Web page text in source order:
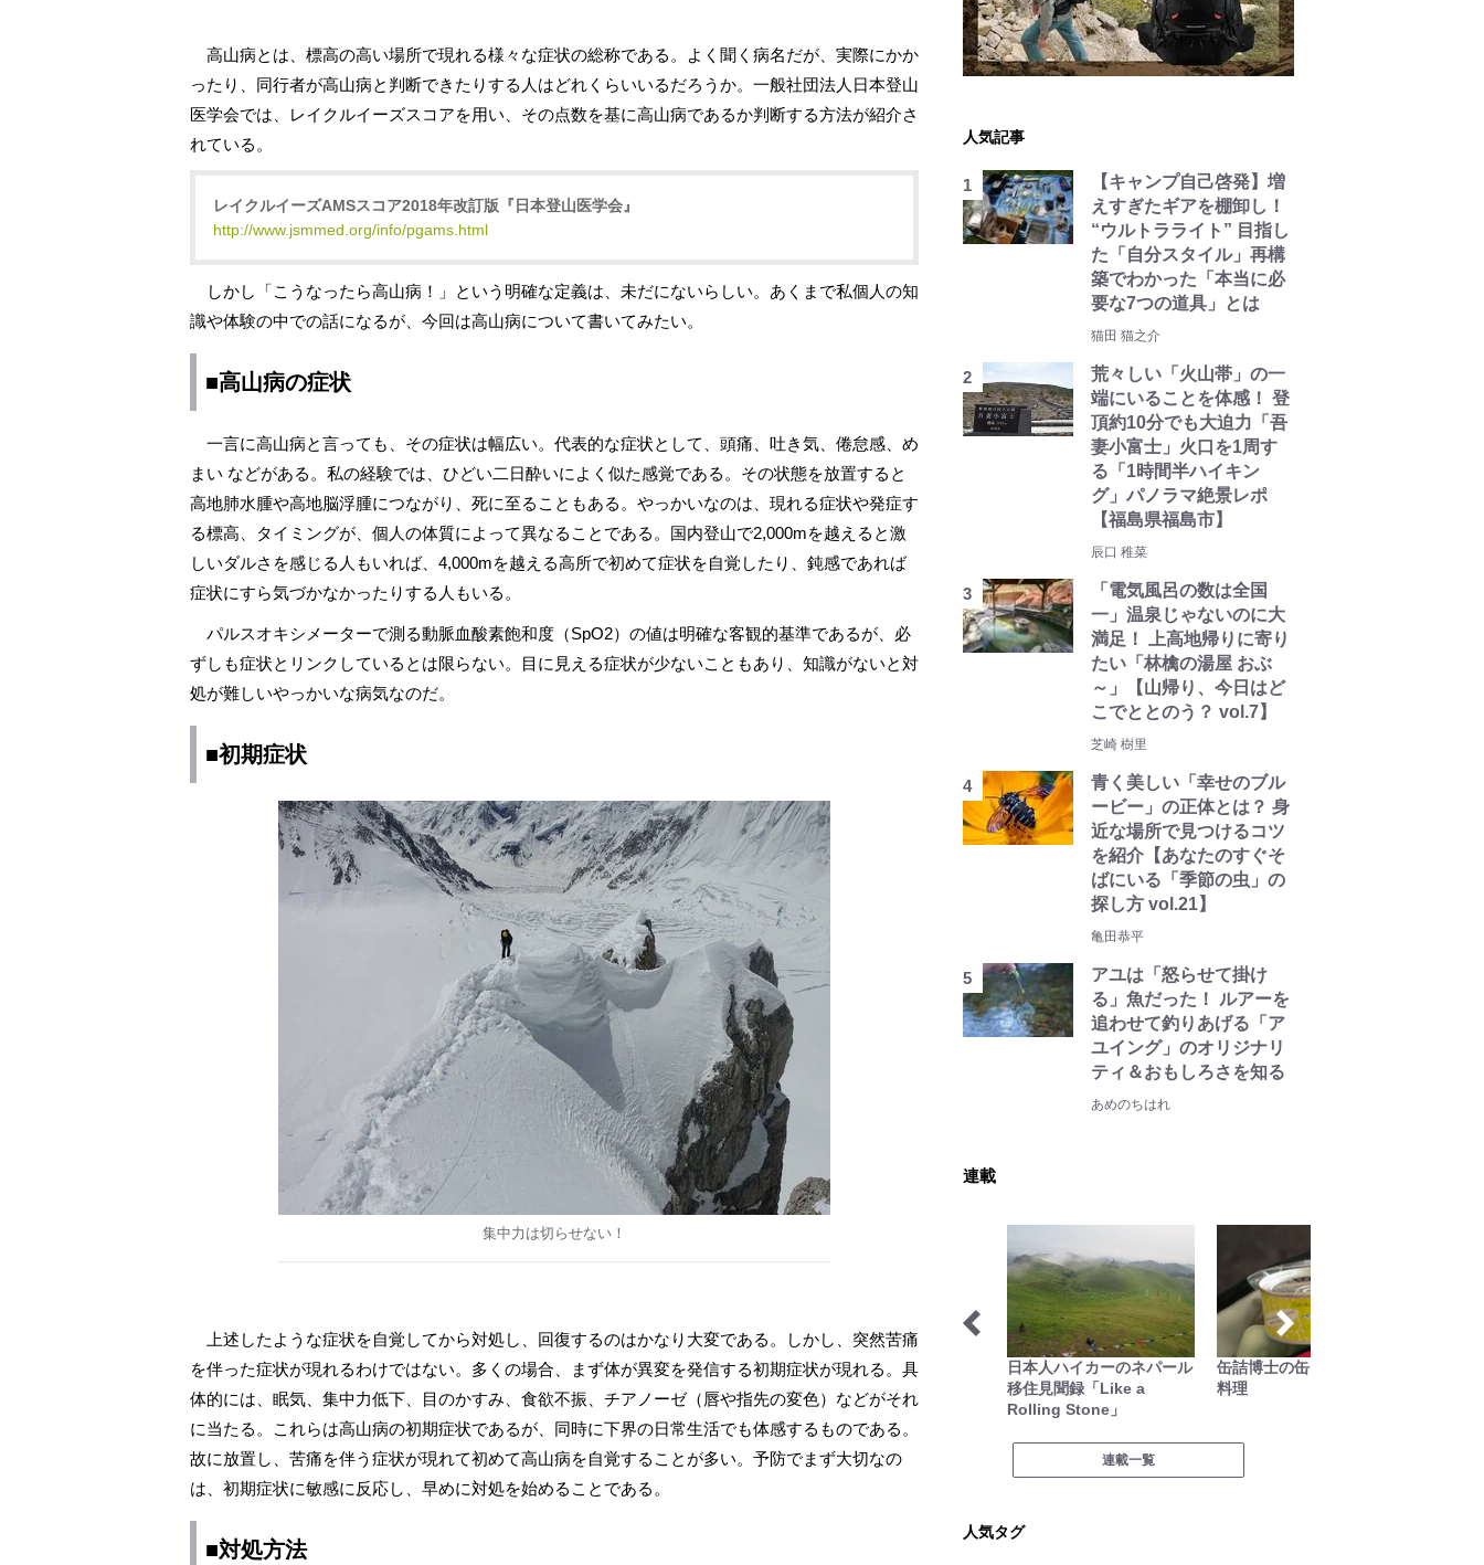
高山病とは、標高の高い場所で現れる様々な症状の総称である。よく聞く病名だが、実際にかか
ったり、同行者が高山病と判断できたりする人はどれくらいいるだろうか。一般社団法人日本登山
医学会では、レイクルイーズスコアを用い、その点数を基に高山病であるか判断する方法が紹介さ
れている。
レイクルイーズAMSスコア2018年改訂版『日本登山医学会』
http://www.jsmmed.org/info/pgams.html
しかし「こうなったら高山病！」という明確な定義は、未だにないらしい。あくまで私個人の知
識や体験の中での話になるが、今回は高山病について書いてみたい。
■高山病の症状
一言に高山病と言っても、その症状は幅広い。代表的な症状として、頭痛、吐き気、倦怠感、め
まい などがある。私の経験では、ひどい二日酔いによく似た感覚である。その状態を放置すると
高地肺水腫や高地脳浮腫につながり、死に至ることもある。やっかいなのは、現れる症状や発症す
る標高、タイミングが、個人の体質によって異なることである。国内登山で2,000mを越えると激
しいダルさを感じる人もいれば、4,000mを越える高所で初めて症状を自覚したり、鈍感であれば
症状にすら気づかなかったりする人もいる。
パルスオキシメーターで測る動脈血酸素飽和度（SpO2）の値は明確な客観的基準であるが、必
ずしも症状とリンクしているとは限らない。目に見える症状が少ないこともあり、知識がないと対
処が難しいやっかいな病気なのだ。
■初期症状
集中力は切らせない！
上述したような症状を自覚してから対処し、回復するのはかなり大変である。しかし、突然苦痛
を伴った症状が現れるわけではない。多くの場合、まず体が異変を発信する初期症状が現れる。具
体的には、眠気、集中力低下、目のかすみ、食欲不振、チアノーゼ（唇や指先の変色）などがそれ
に当たる。これらは高山病の初期症状であるが、同時に下界の日常生活でも体感するものである。
故に放置し、苦痛を伴う症状が現れて初めて高山病を自覚することが多い。予防でまず大切なの
は、初期症状に敏感に反応し、早めに対処を始めることである。
■対処方法
人気記事
【キャンプ自己啓発】増
えすぎたギアを棚卸し！
“ウルトラライト” 目指し
た「自分スタイル」再構
築でわかった「本当に必
要な7つの道具」とは
猫田 猫之介
荒々しい「火山帯」の一
端にいることを体感！ 登
頂約10分でも大迫力「吾
妻小富士」火口を1周す
る「1時間半ハイキン
グ」パノラマ絶景レポ
【福島県福島市】
辰口 稚菜
「電気風呂の数は全国
一」温泉じゃないのに大
満足！ 上高地帰りに寄り
たい「林檎の湯屋 おぶ
～」【山帰り、今日はど
こでととのう？ vol.7】
芝崎 樹里
青く美しい「幸せのブル
ービー」の正体とは？ 身
近な場所で見つけるコツ
を紹介【あなたのすぐそ
ばにいる「季節の虫」の
探し方 vol.21】
亀田恭平
アユは「怒らせて掛け
る」魚だった！ ルアーを
追わせて釣りあげる「ア
ユイング」のオリジナリ
ティ＆おもしろさを知る
あめのちはれ
連載
わたし、山小屋はじめます シン・サウナ村建設記
日本人ハイカーのネパール
移住見聞録「Like a
Rolling Stone」
缶詰博士の缶たん”CAN”P
料理
連載一覧
人気タグ